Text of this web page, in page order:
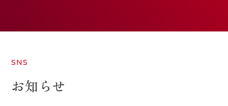
SNS
お知らせ